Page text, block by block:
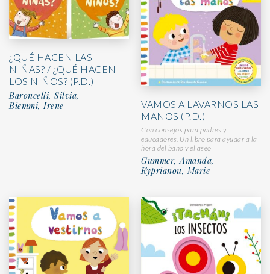
¿QUÉ HACEN LAS
NIÑAS? / ¿QUÉ HACEN
LOS NIÑOS? (P.D.)
Baroncelli, Silvia,
Biemmi, Irene
VAMOS A LAVARNOS LAS
MANOS (P.D.)
Con consejos para padres y
educadores. Un libro para ayudar a la
hora del baño y el aseo
Gummer, Amanda,
Kyprianou, Marie